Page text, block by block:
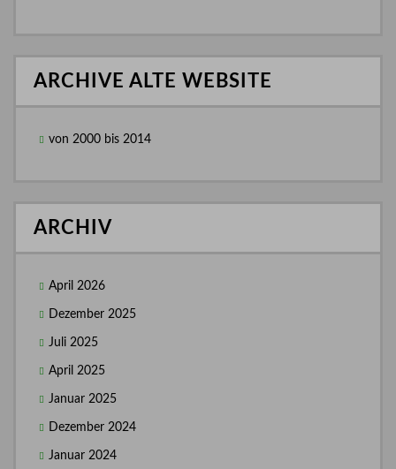
ARCHIVE ALTE WEBSITE
von 2000 bis 2014
ARCHIV
April 2026
Dezember 2025
Juli 2025
April 2025
Januar 2025
Dezember 2024
Januar 2024